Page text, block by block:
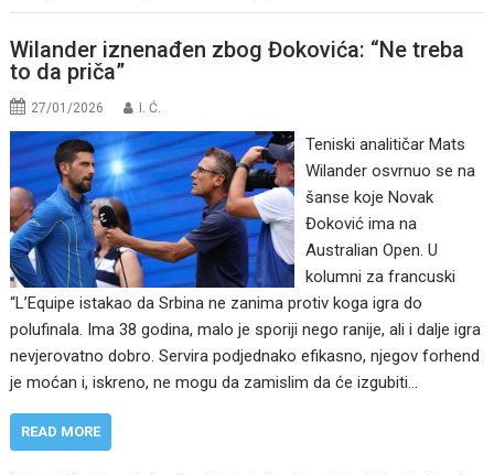
Wilander iznenađen zbog Đokovića: “Ne treba
to da priča”
27/01/2026 I. Ć.
Teniski analitičar Mats
Wilander osvrnuo se na
šanse koje Novak
Đoković ima na
Australian Open. U
kolumni za francuski
“L’Equipe istakao da Srbina ne zanima protiv koga igra do
polufinala. Ima 38 godina, malo je sporiji nego ranije, ali i dalje igra
nevjerovatno dobro. Servira podjednako efikasno, njegov forhend
je moćan i, iskreno, ne mogu da zamislim da će izgubiti…
READ MORE